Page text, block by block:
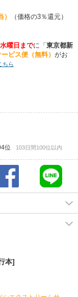
） （価格の3％還元）
曜日までに 「 東京都新
ビス便（無料） がお
ちら
位 103日間100位以内
本]